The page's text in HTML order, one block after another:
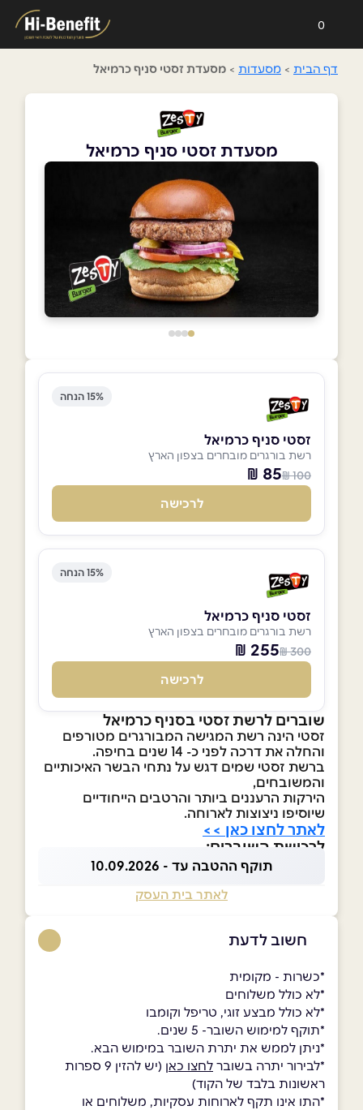
0
דף הבית > מסעדות > מסעדת זסטי סניף כרמיאל
מסעדת זסטי סניף כרמיאל
15% הנחה
זסטי סניף כרמיאל
רשת בורגרים מובחרים בצפון הארץ
100 ₪
85 ₪
לרכישה
15% הנחה
זסטי סניף כרמיאל
רשת בורגרים מובחרים בצפון הארץ
300 ₪
255 ₪
לרכישה
שוברים לרשת זסטי בסניף כרמיאל
זסטי הינה רשת המגישה המבורגרים מטורפים
והחלה את דרכה לפני כ- 14 שנים בחיפה.
​ברשת זסטי שמים דגש על נתחי הבשר האיכותיים
והמשובחים,
הירקות הרעננים ביותר והרטבים הייחודיים
שיוסיפו ניצוצות לארוחה.
לאתר לחצו כאן >>
לרכישת השוברים:
תוקף ההטבה עד - 10.09.2026
לאתר בית העסק
חשוב לדעת
*כשרות - מקומית
*לא כולל משלוחים
*לא כולל מבצע זוגי, טריפל וקומבו
*תוקף למימוש השובר- 5 שנים.
*ניתן לממש את יתרת השובר במימוש הבא.
*לבירור יתרה בשובר לחצו כאן
(יש להזין 9 ספרות
ראשונות בלבד של הקוד)
*התו אינו תקף לארוחות עסקיות, משלוחים או